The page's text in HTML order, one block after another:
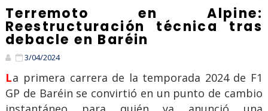
Terremoto en Alpine:
Reestructuración técnica tras
debacle en Baréin
3/04/2024
La primera carrera de la temporada 2024 de F1
GP de Baréin se convirtió en un punto de cambio